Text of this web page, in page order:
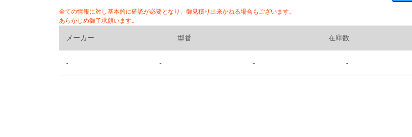
全ての情報に対し基本的に確認が必要となり、御見積り出来かねる場合もございます。
あらかじめ御了承願います。
メーカー 型番 在庫数
- - - -